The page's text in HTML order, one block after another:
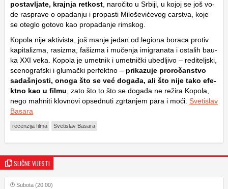
pos­ta­vlja­te, kra­j­nja re­t­kost , naro­či­to u Sr­bi­ji, u ko­joj se još vo­
de ra­spra­ve o opa­da­nju i pro­pa­sti Mi­lo­še­vi­će­vog ca­r­stva, ko­je
se ote­glo go­to­vo kao pro­pa­da­nje ri­m­skog.
Ko­po­la ni­je ak­ti­vi­sta, još ma­nje je­dan od le­gio­na bo­ra­ca pro­tiv
ka­pi­ta­li­z­ma, ra­si­z­ma, fa­ši­z­ma i mu­če­nja imi­gra­na­ta i osta­lih bau­
ka XXI ve­ka. Ko­po­la je ume­t­nik i ume­t­ni­č­ki ubed­lji­vo – re­di­te­lj­ski,
sce­no­gra­f­ski i glu­ma­č­ki pe­r­fe­k­t­no – pri­ka­zu­je pro­ro­čan­stvo
sa­da­šnjos­ti, ono­ga što se već do­ga­đa, ali što ni­je ta­ko efe­
k­t­no kao u fi­l­mu , za­to što to što se do­ga­đa ne re­ži­ra Ko­po­la,
ne­go ma­h­ni­ti klov­no­vi op­sed­nu­ti zgr­ta­njem pa­ra i mo­ći. Svetislav
Basara
recenzija filma Svetislav Basara
SLIČNE VIJESTI
Subota (20:00)